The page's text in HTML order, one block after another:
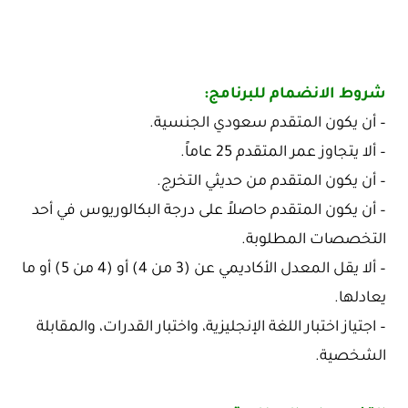
شروط الانضمام للبرنامج:
– أن يكون المتقدم سعودي الجنسية.
– ألا يتجاوز عمر المتقدم 25 عاماً.
– أن يكون المتقدم من حديثي التخرج.
– أن يكون المتقدم حاصلاً على درجة البكالوريوس في أحد
التخصصات المطلوبة.
– ألا يقل المعدل الأكاديمي عن (3 من 4) أو (4 من 5) أو ما
يعادلها.
– اجتياز اختبار اللغة الإنجليزية، واختبار القدرات، والمقابلة
الشخصية.